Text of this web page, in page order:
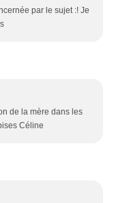
par le sujet :! Je
de la mère dans les
Céline